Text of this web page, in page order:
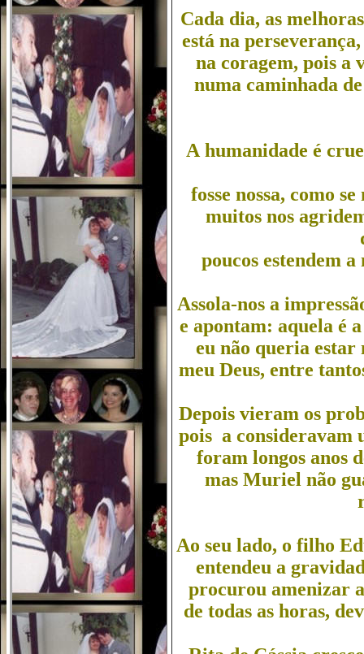
Cada dia, as
está na
na coragem, pois a
numa caminhada
A humanidade é
fosse nossa, como
muitos nos
poucos estendem
Assola-nos a
e apontam: aquela é
eu não queria
meu Deus, entre
Depois vieram os
pois a consideravam
foram longos anos
mas Muriel não
Ao seu lado, o filho
entendeu a
procurou amenizar
de todas as horas,